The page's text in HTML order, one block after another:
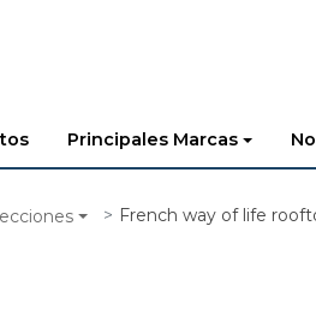
Principales Marcas
French way of life